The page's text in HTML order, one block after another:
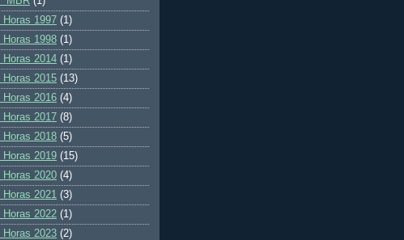
Horas 1997 (1)
Horas 1998 (1)
Horas 2014 (1)
Horas 2015 (13)
Horas 2016 (4)
Horas 2017 (8)
Horas 2018 (5)
Horas 2019 (15)
Horas 2020 (4)
Horas 2021 (3)
Horas 2022 (1)
Horas 2023 (2)